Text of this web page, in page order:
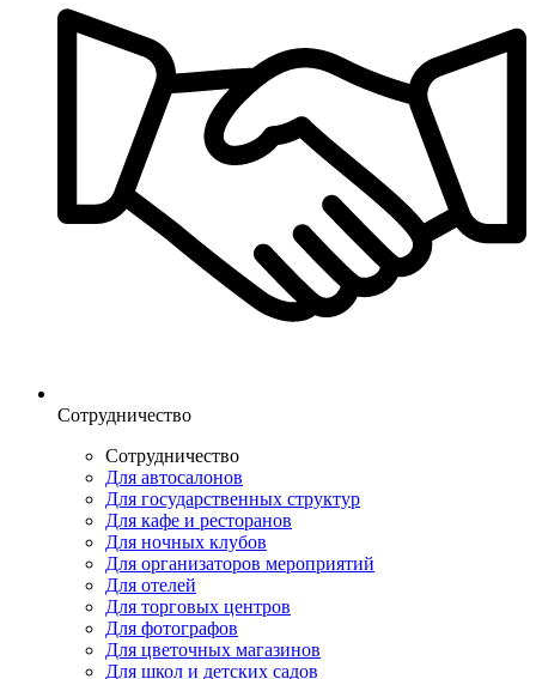
Сотрудничество
Сотрудничество
Для автосалонов
Для государственных структур
Для кафе и ресторанов
Для ночных клубов
Для организаторов мероприятий
Для отелей
Для торговых центров
Для фотографов
Для цветочных магазинов
Для школ и детских садов